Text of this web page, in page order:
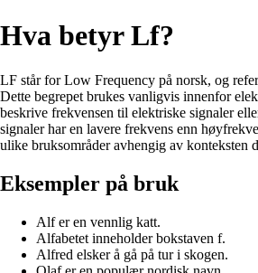
Hva betyr Lf?
LF står for Low Frequency på norsk, og
Dette begrepet brukes vanligvis innenfor
beskrive frekvensen til elektriske signaler
signaler har en lavere frekvens enn
ulike bruksområder avhengig av konteksten
Eksempler på bruk
Alf er en vennlig katt.
Alfabetet inneholder bokstaven f.
Alfred elsker å gå på tur i skogen.